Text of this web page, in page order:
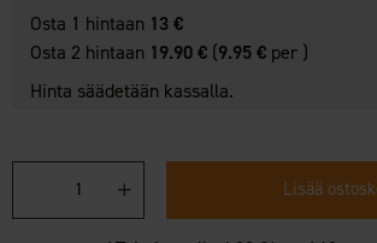
Osta 1 hintaan 13 €
Osta 2 hintaan 19.90 € (9.95 € per )
Hinta säädetään kassalla.
Lisää